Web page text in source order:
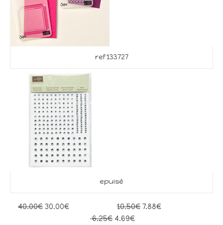
ref 133727
epuisé
40.00€ 30.00€ 10.50€ 7.88€
6.25€ 4.69€